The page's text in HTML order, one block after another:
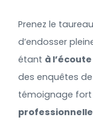
Prenez le
d’endosser
étant à l’écoute
des enquêtes
témoignage
professionnelle